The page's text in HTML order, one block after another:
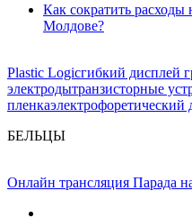
Как сократить расходы
Молдове?
Plastic Logicгибкий дисплей
электродытранзисторные
пленкаэлектрофоретический
БЕЛЬЦЫ
Онлайн трансляция Парада